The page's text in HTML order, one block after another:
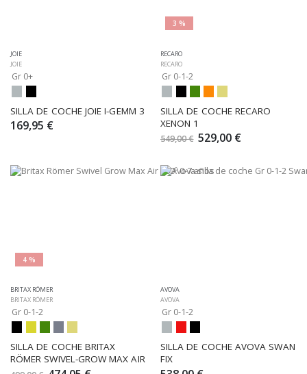
JOIE
JOIE
Gr 0+
SILLA DE COCHE JOIE I-GEMM 3
169,95 €
3 %
RECARO
RECARO
Gr 0-1-2
SILLA DE COCHE RECARO
XENON 1
549,00 € 529,00 €
4 %
BRITAX RÖMER
BRITAX RÖMER
Gr 0-1-2
SILLA DE COCHE BRITAX
RÖMER SWIVEL-GROW MAX AIR
AVOVA
AVOVA
Gr 0-1-2
SILLA DE COCHE AVOVA SWAN
FIX